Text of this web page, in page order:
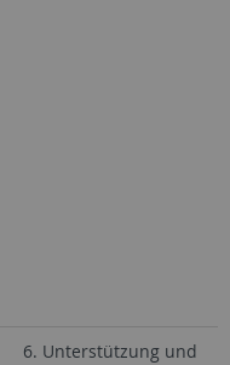
6. Unterstützung und